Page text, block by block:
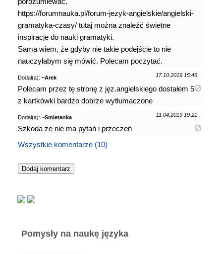
https://forumnauka.pl/forum-jezyk-angielskie/angielski-
gramatyka-czasy/ tutaj można znaleźć świetne
inspiracje do nauki gramatyki.
Sama wiem, że gdyby nie takie podejście to nie
nauczyłabym się mówić. Polecam poczytać.
17.10.2019 15:46
Dodał(a): ~Arek
Polecam przez tę stronę z jęz.angielskiego dostałem 5
z kartkówki bardzo dobrze wytłumaczone
11.04.2019 19:21
Dodał(a): ~Smietanka
Szkoda że nie ma pytań i przeczeń
Wszystkie komentarze (10)
Pomysły na naukę języka